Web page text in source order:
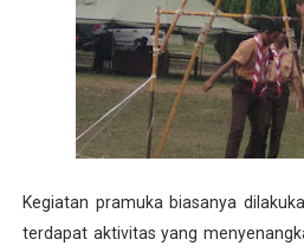
Kegiatan pramuka biasanya
terdapat aktivitas yang